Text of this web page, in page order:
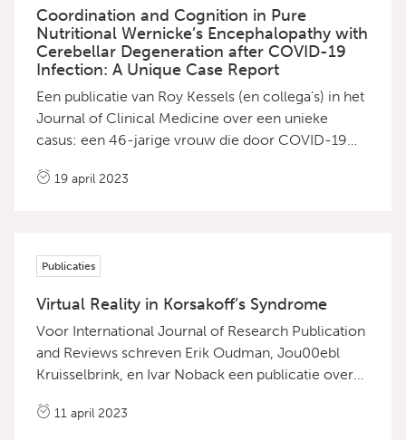
Coordination and Cognition in Pure
Nutritional Wernicke’s Encephalopathy with
Cerebellar Degeneration after COVID-19
Infection: A Unique Case Report
Een publicatie van Roy Kessels (en collega's) in het
Journal of Clinical Medicine over een unieke
casus: een 46-jarige vrouw die door COVID-19
19 april 2023
Publicaties
Virtual Reality in Korsakoff’s Syndrome
Voor International Journal of Research Publication
and Reviews schreven Erik Oudman, Jou00ebl
Kruisselbrink, en Ivar Noback een publicatie over
bewoners. Bekijk de publicatie
11 april 2023